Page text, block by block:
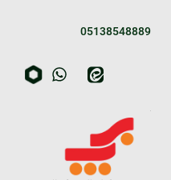
05138548889